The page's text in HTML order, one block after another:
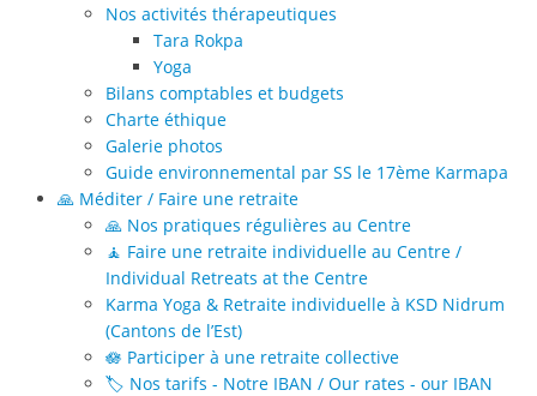
Nos activités thérapeutiques
Tara Rokpa
Yoga
Bilans comptables et budgets
Charte éthique
Galerie photos
Guide environnemental par SS le 17ème Karmapa
🙏 Méditer / Faire une retraite
🙏 Nos pratiques régulières au Centre
🧘 Faire une retraite individuelle au Centre /
Individual Retreats at the Centre
Karma Yoga & Retraite individuelle à KSD Nidrum
(Cantons de l’Est)
🪷 Participer à une retraite collective
🏷️ Nos tarifs - Notre IBAN / Our rates - our IBAN